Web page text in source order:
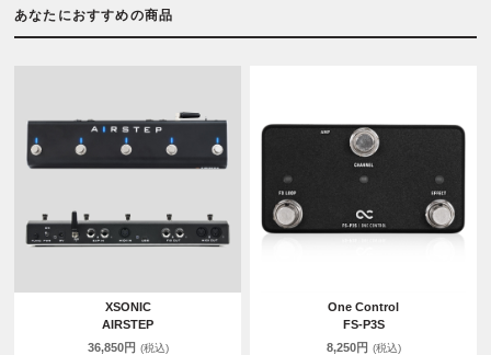
あなたにおすすめの商品
XSONIC
AIRSTEP
36,850円 (税込)
One Control
FS-P3S
8,250円 (税込)